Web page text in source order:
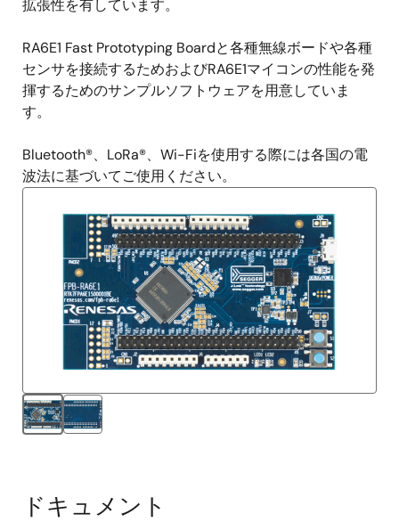
拡張性を有しています。
RA6E1 Fast Prototyping Boardと各種無線ボードや各種
センサを接続するためおよびRA6E1マイコンの性能を発
揮するためのサンプルソフトウェアを用意していま
す。
Bluetooth®、LoRa®、Wi-Fiを使用する際には各国の電
波法に基づいてご使用ください。
ドキュメント